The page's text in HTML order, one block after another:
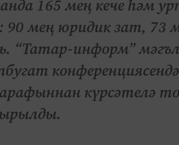
165 мең кече һәм
90 мең юридик зат, 73
“Татар-информ”
күрсәтелә